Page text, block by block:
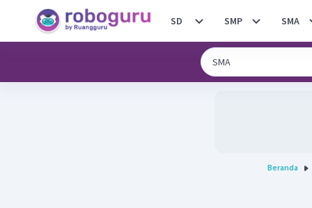
SD SMP SMA
Beranda